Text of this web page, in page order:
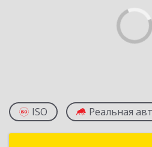
ISO Реальная